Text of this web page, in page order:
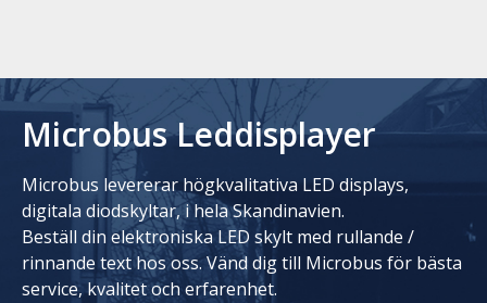
Microbus Leddisplayer
Microbus levererar högkvalitativa LED displays,
digitala diodskyltar, i hela Skandinavien.
Beställ din elektroniska LED skylt med rullande /
rinnande text hos oss. Vänd dig till Microbus för bästa
service, kvalitet och erfarenhet.